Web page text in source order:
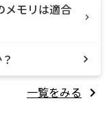
メモリは適合
一覧をみる